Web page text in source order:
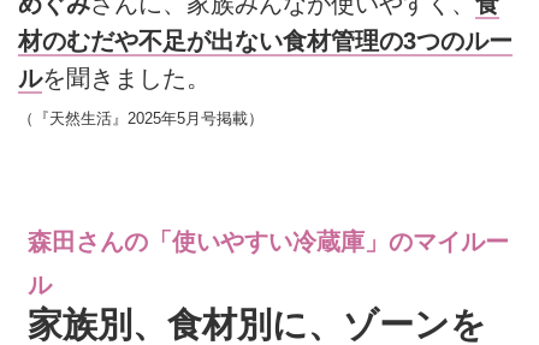
材のむだや不足が出ない食材管理の3つのルー
ルを聞きました。
（『天然生活』2025年5月号掲載）
森田さんの「使いやすい冷蔵庫」のマイルー
ル
家族別、食材別に、ゾーンを